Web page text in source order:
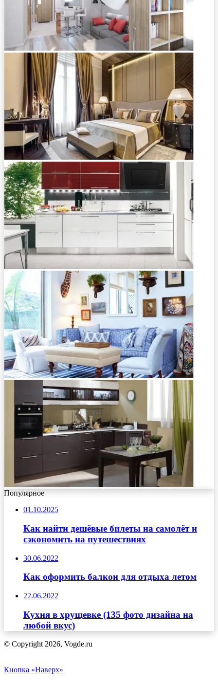
Популярное
01.10.2025
Как найти дешёвые билеты на самолёт и
сэкономить на путешествиях
30.06.2022
Как оформить балкон для отдыха летом
22.06.2022
Кухня в хрущевке (135 фото дизайна на
любой вкус)
© Copyright 2026, Vogde.ru
Кнопка «Наверх»